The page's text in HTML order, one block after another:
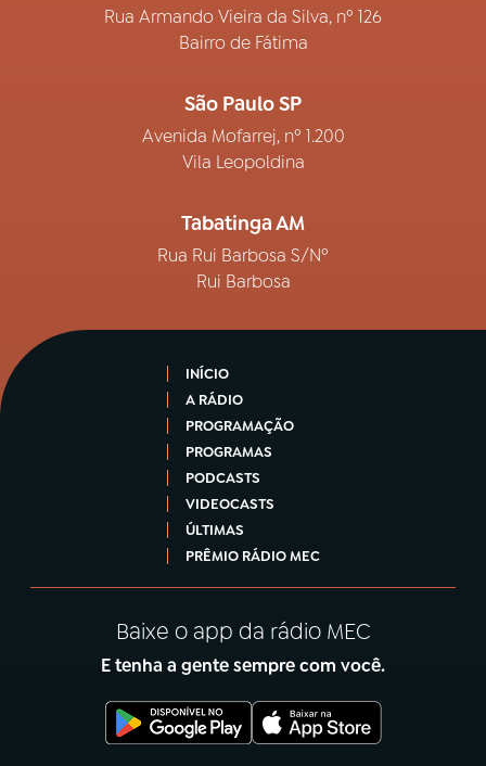
Rua Armando Vieira da Silva, nº 126
Bairro de Fátima
São Paulo SP
Avenida Mofarrej, nº 1.200
Vila Leopoldina
Tabatinga AM
Rua Rui Barbosa S/Nº
Rui Barbosa
INÍCIO
A RÁDIO
PROGRAMAÇÃO
PROGRAMAS
PODCASTS
VIDEOCASTS
ÚLTIMAS
PRÊMIO RÁDIO MEC
Baixe o app da rádio MEC
E tenha a gente sempre com você.